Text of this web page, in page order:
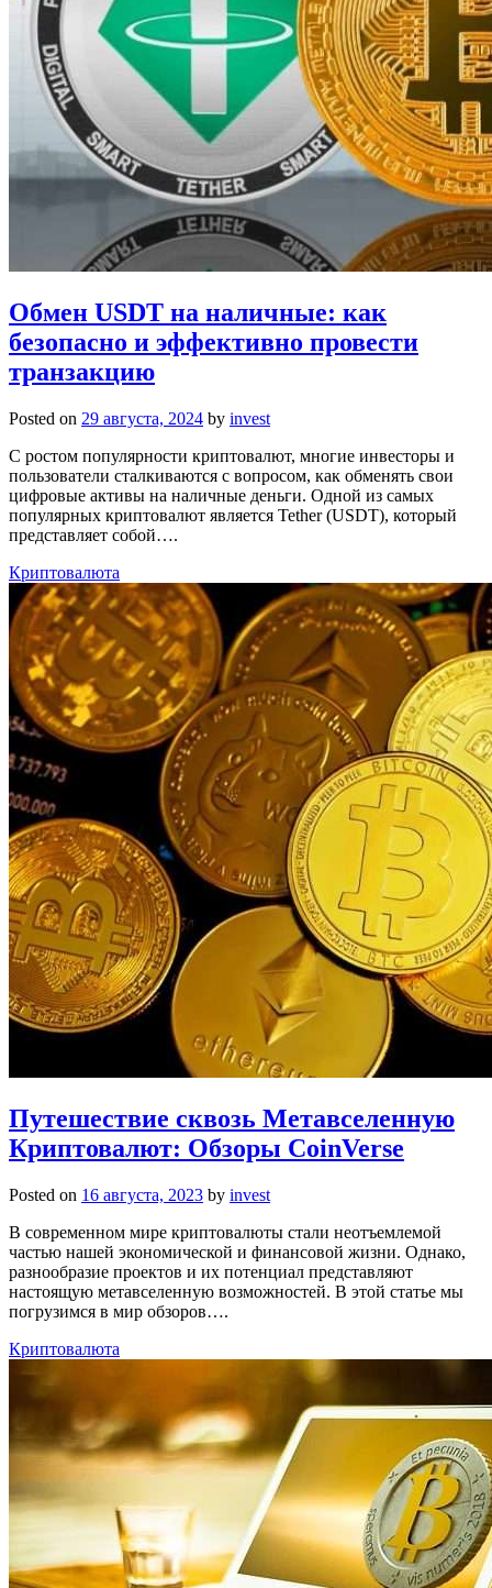
Обмен USDT на наличные: как
безопасно и эффективно провести
транзакцию
Posted on 29 августа, 2024 by invest
С ростом популярности криптовалют, многие инвесторы и
пользователи сталкиваются с вопросом, как обменять свои
цифровые активы на наличные деньги. Одной из самых
популярных криптовалют является Tether (USDT), который
представляет собой….
Криптовалюта
Путешествие сквозь Метавселенную
Криптовалют: Обзоры CoinVerse
Posted on 16 августа, 2023 by invest
В современном мире криптовалюты стали неотъемлемой
частью нашей экономической и финансовой жизни. Однако,
разнообразие проектов и их потенциал представляют
настоящую метавселенную возможностей. В этой статье мы
погрузимся в мир обзоров….
Криптовалюта